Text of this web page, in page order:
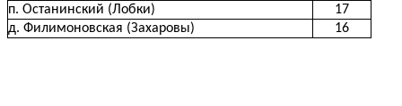
п. Останинский (Лобки)
17
д. Филимоновская (Захаровы)
16